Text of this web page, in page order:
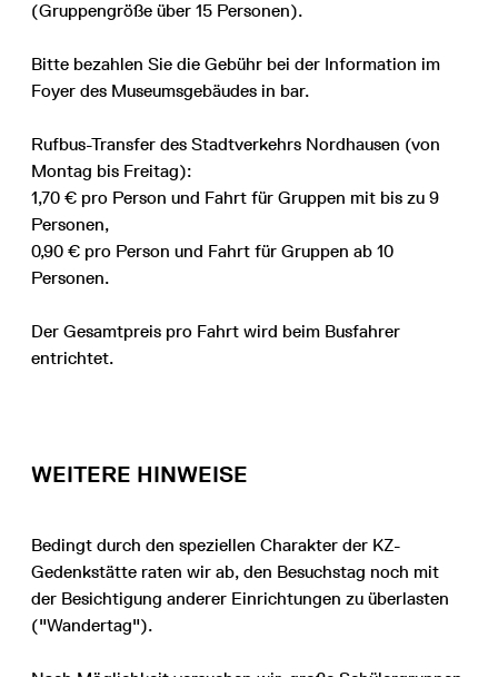
(Gruppengröße über 15 Personen).
Bitte bezahlen Sie die Gebühr bei der Information im
Foyer des Museumsgebäudes in bar.
Rufbus-Transfer des Stadtverkehrs Nordhausen (von
Montag bis Freitag):
1,70 € pro Person und Fahrt für Gruppen mit bis zu 9
Personen,
0,90 € pro Person und Fahrt für Gruppen ab 10
Personen.
Der Gesamtpreis pro Fahrt wird beim Busfahrer
entrichtet.
WEITERE HINWEISE
Bedingt durch den speziellen Charakter der KZ-
Gedenkstätte raten wir ab, den Besuchstag noch mit
der Besichtigung anderer Einrichtungen zu überlasten
("Wandertag").